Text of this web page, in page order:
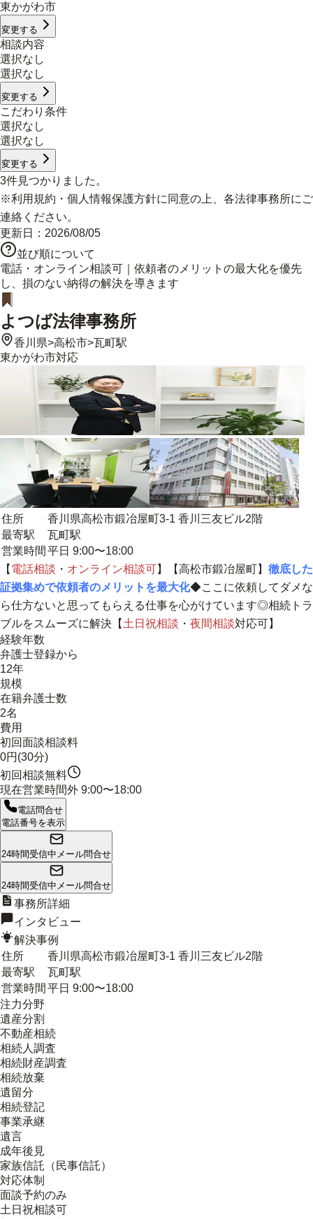
東かがわ市
変更する
相談内容
選択なし
選択なし
変更する
こだわり条件
選択なし
選択なし
変更する
3件見つかりました。
※利用規約 ・ 個人情報保護方針に同意の上、各法律事務所にご
連絡ください。
更新日： 2026/08/05
並び順について
電話・オンライン相談可｜依頼者のメリットの最大化を優先
し、損のない納得の解決を導きます
よつば法律事務所
香川県>高松市>瓦町駅
東かがわ市対応
住所
香川県高松市鍛冶屋町3-1 香川三友ビル2階
最寄駅
瓦町駅
営業時間 平日 9:00〜18:00
【 電話相談 ・ オンライン相談可】【高松市鍛冶屋町】 徹底した
証拠集めで依頼者のメリットを最大化◆ここに依頼してダメな
ら仕方ないと思ってもらえる仕事を心がけています◎相続トラ
ブルをスムーズに解決【 土日祝相談 ・ 夜間相談対応可】
経験年数
弁護士登録から
12年
規模
在籍弁護士数
2名
費用
初回面談相談料
0円(30分)
初回相談無料
現在営業時間外 9:00〜18:00
電話問合せ
電話番号を表示
24時間受信中 メール問合せ
24時間受信中 メール問合せ
事務所詳細
インタビュー
解決事例
住所
香川県高松市鍛冶屋町3-1 香川三友ビル2階
最寄駅
瓦町駅
営業時間 平日 9:00〜18:00
注力分野
遺産分割
不動産相続
相続人調査
相続財産調査
相続放棄
遺留分
相続登記
事業承継
遺言
成年後見
家族信託（民事信託）
対応体制
面談予約のみ
土日祝相談可